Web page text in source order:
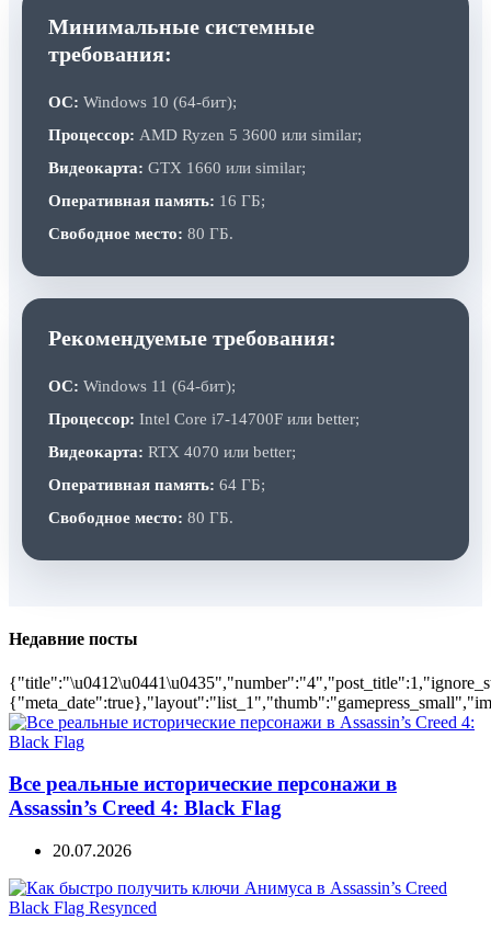
Минимальные системные
требования:
ОС: Windows 10 (64-бит);
Процессор: AMD Ryzen 5 3600 или similar;
Видеокарта: GTX 1660 или similar;
Оперативная память: 16 ГБ;
Свободное место: 80 ГБ.
Рекомендуемые требования:
ОС: Windows 11 (64-бит);
Процессор: Intel Core i7-14700F или better;
Видеокарта: RTX 4070 или better;
Оперативная память: 64 ГБ;
Свободное место: 80 ГБ.
Недавние посты
Все реальные исторические персонажи в
Assassin’s Creed 4: Black Flag
20.07.2026